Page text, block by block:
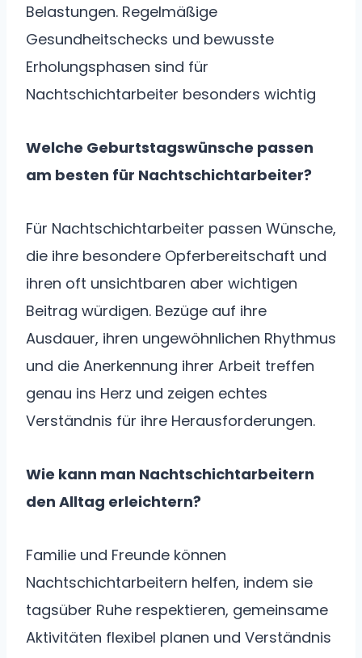
Belastungen. Regelmäßige
Gesundheitschecks und bewusste
Erholungsphasen sind für
Nachtschichtarbeiter besonders wichtig
Welche Geburtstagswünsche passen
am besten für Nachtschichtarbeiter?
Für Nachtschichtarbeiter passen Wünsche,
die ihre besondere Opferbereitschaft und
ihren oft unsichtbaren aber wichtigen
Beitrag würdigen. Bezüge auf ihre
Ausdauer, ihren ungewöhnlichen Rhythmus
und die Anerkennung ihrer Arbeit treffen
genau ins Herz und zeigen echtes
Verständnis für ihre Herausforderungen.
Wie kann man Nachtschichtarbeitern
den Alltag erleichtern?
Familie und Freunde können
Nachtschichtarbeitern helfen, indem sie
tagsüber Ruhe respektieren, gemeinsame
Aktivitäten flexibel planen und Verständnis